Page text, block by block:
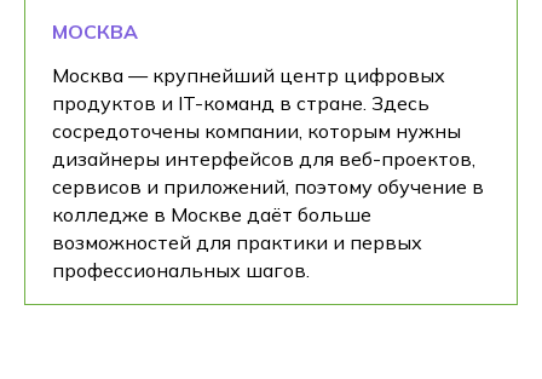
МОСКВА
Москва — крупнейший центр цифровых
продуктов и IT-команд в стране. Здесь
сосредоточены компании, которым нужны
дизайнеры интерфейсов для веб-проектов,
сервисов и приложений, поэтому обучение в
колледже в Москве даёт больше
возможностей для практики и первых
профессиональных шагов.